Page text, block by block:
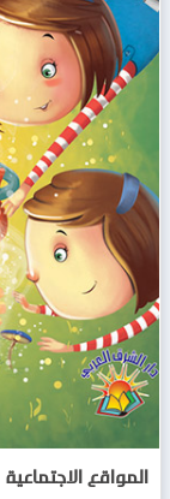
المواقع الاجتماعية